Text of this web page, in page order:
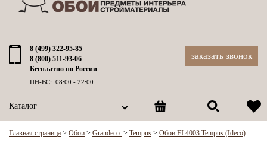
8 (499) 322-95-85
8 (800) 511-93-06
Бесплатно по России
ПН-ВС: 08:00 - 22:00
заказать звонок
Каталог
Главная страница > Обои > Grandeco > Tempus > Обои FI 4003 Tempus (Ideco)